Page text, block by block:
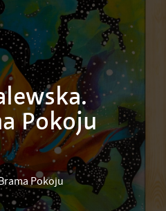
Pokoju
Pokoju